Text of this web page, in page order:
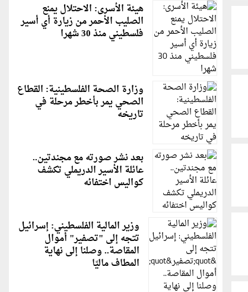
هيئة الأسرى: الاحتلال يمنع
الصليب الأحمر من زيارة أي أسير
فلسطيني منذ 30 شهرا
وزارة الصحة الفلسطينية: القطاع
الصحي يمر بأخطر مرحلة في
تاريخه
بعد نشر صورته مع مجندتين..
عائلة الأسير الدريملي تكشف
كواليس اختفائه
وزير المالية الفلسطيني: إسرائيل
تتجه إلى "تصفير" أموال
المقاصة.. وصلنا إلى نهاية
المطاف ماليًا